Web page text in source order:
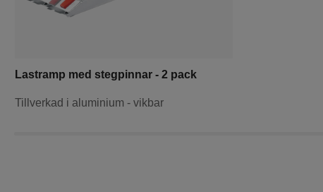
Lastramp med stegpinnar - 2 pack
Tillverkad i aluminium - vikbar